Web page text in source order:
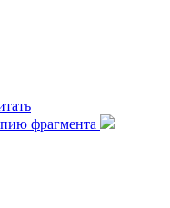
фрагмента